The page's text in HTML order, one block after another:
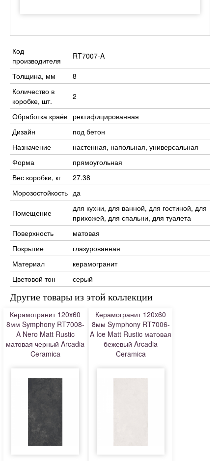
Код
производителя
RT7007-A
Толщина, мм
8
Количество в
коробке, шт.
2
Обработка краёв ректифицированная
Дизайн
под бетон
Назначение
настенная, напольная, универсальная
Форма
прямоугольная
Вес коробки, кг
27.38
Морозостойкость да
Помещение
для кухни, для ванной, для гостиной, для
прихожей, для спальни, для туалета
Поверхность
матовая
Покрытие
глазурованная
Материал
керамогранит
Цветовой тон
серый
Другие товары из этой коллекции
Керамогранит 120x60
8мм Symphony RT7008-
A Nero Matt Rustic
матовая черный Arcadia
Ceramica
Керамогранит 120x60
8мм Symphony RT7006-
A Ice Matt Rustic матовая
бежевый Arcadia
Ceramica